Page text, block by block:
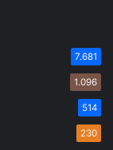
7.681
1.096
514
230